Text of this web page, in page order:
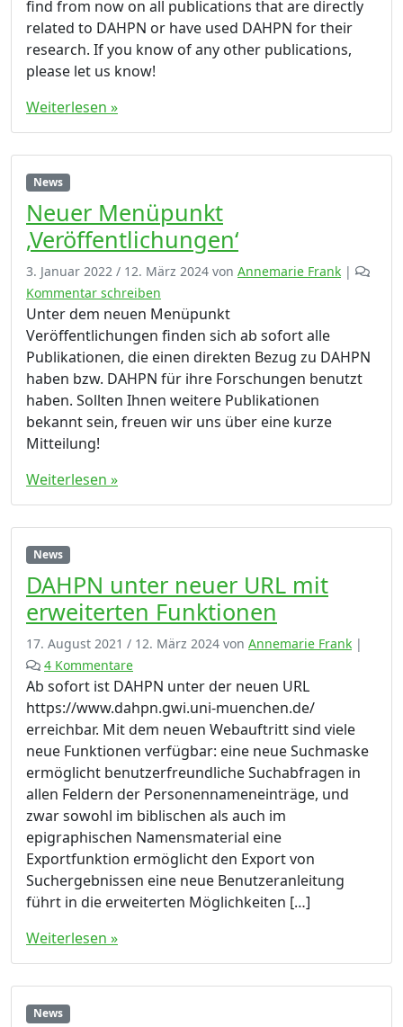
find from now on all publications that are directly
related to DAHPN or have used DAHPN for their
research. If you know of any other publications,
please let us know!
Weiterlesen »
News
Neuer Menüpunkt
‚Veröffentlichungen‘
3. Januar 2022 / 12. März 2024 von Annemarie Frank |
Kommentar schreiben
Unter dem neuen Menüpunkt
Veröffentlichungen finden sich ab sofort alle
Publikationen, die einen direkten Bezug zu DAHPN
haben bzw. DAHPN für ihre Forschungen benutzt
haben. Sollten Ihnen weitere Publikationen
bekannt sein, freuen wir uns über eine kurze
Mitteilung!
Weiterlesen »
News
DAHPN unter neuer URL mit
erweiterten Funktionen
17. August 2021 / 12. März 2024 von Annemarie Frank |
4 Kommentarez
u
D
H
P
N
u
n
n
e
r
U
Ab sofort ist DAHPN unter der neuen URL
https://www.dahpn.gwi.uni-muenchen.de/
erreichbar. Mit dem neuen Webauftritt sind viele
neue Funktionen verfügbar: eine neue Suchmaske
ermöglicht benutzerfreundliche Suchabfragen in
allen Feldern der Personennameneinträge, und
zwar sowohl im biblischen als auch im
epigraphischen Namensmaterial eine
Exportfunktion ermöglicht den Export von
Suchergebnissen eine neue Benutzeranleitung
führt in die erweiterten Möglichkeiten […]
Weiterlesen »
News